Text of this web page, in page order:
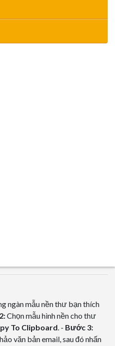
ngàn mẫu nền thư bạn thích
Chọn mẫu hình nền cho thư
To Clipboard. - Bước 3:
văn bản email, sau đó nhấn